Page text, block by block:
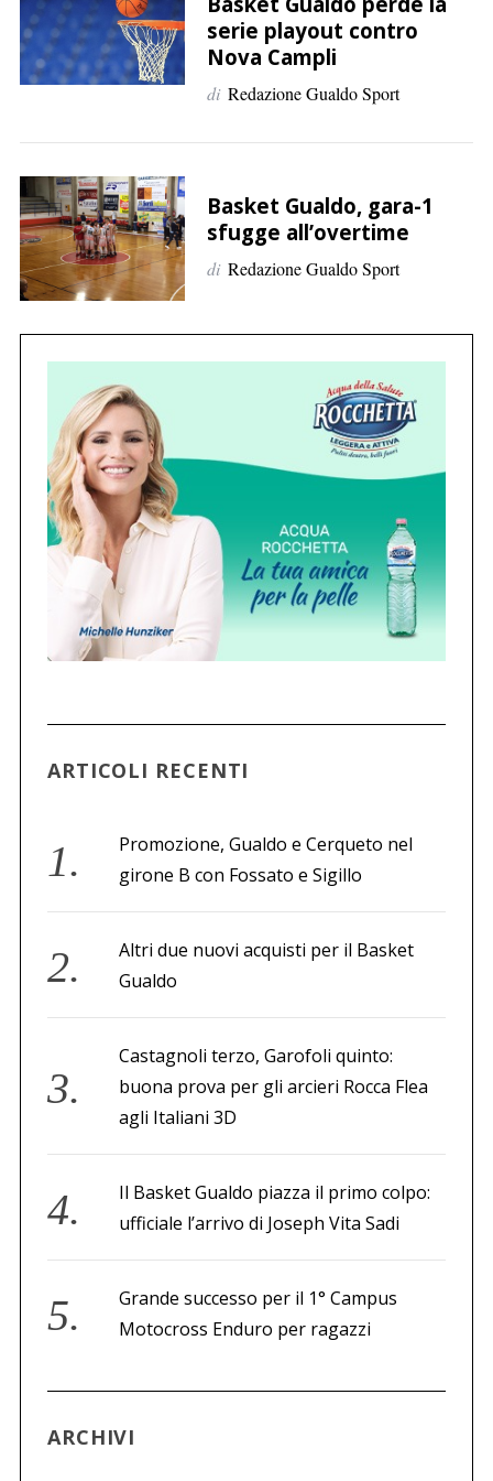
e
r
serie playout contro
Nova Campli
di Redazione Gualdo Sport
Basket Gualdo, gara-1
sfugge all’overtime
di Redazione Gualdo Sport
ARTICOLI RECENTI
Promozione, Gualdo e Cerqueto nel
girone B con Fossato e Sigillo
Altri due nuovi acquisti per il Basket
Gualdo
Castagnoli terzo, Garofoli quinto:
buona prova per gli arcieri Rocca Flea
agli Italiani 3D
Il Basket Gualdo piazza il primo colpo:
ufficiale l’arrivo di Joseph Vita Sadi
Grande successo per il 1° Campus
Motocross Enduro per ragazzi
ARCHIVI
C
a
p
e